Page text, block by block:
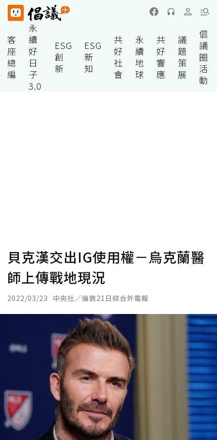
客
座
總
編
永
續
好
日
子
3.0
ESG
創
新
ESG
新
知
共
好
社
會
永
續
地
球
共
好
響
應
議
題
策
展
倡
議
圈
活
動
貝克漢交出IG使用權－烏克蘭醫
師上傳戰地現況
2022/03/23 中央社／倫敦21日綜合外電報